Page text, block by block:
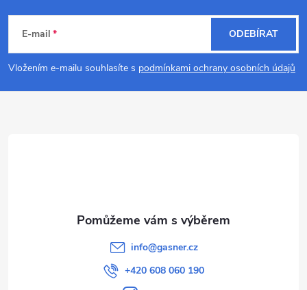
p
a
E-mail
Vložením e-mailu souhlasíte s podmínkami ochrany osobních údajů
ODEBÍRAT
info@gasner.cz
+420 608 060 190